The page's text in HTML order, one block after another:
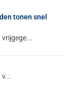
tonen snel
v...